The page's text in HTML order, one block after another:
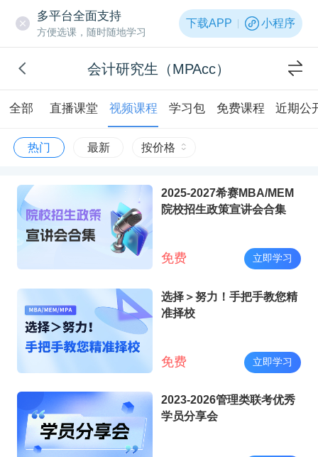
多平台全面支持
方便选课，随时随地学习
下载APP 小程序
会计研究生（MPAcc）
全部 直播课堂 视频课程 学习包 免费课程 近期公
热门 最新 按价格
2025-2027希赛MBA/MEM
院校招生政策宣讲会合集
免费 立即学习
选择＞努力！手把手教您精
准择校
免费 立即学习
2023-2026管理类联考优秀
学员分享会